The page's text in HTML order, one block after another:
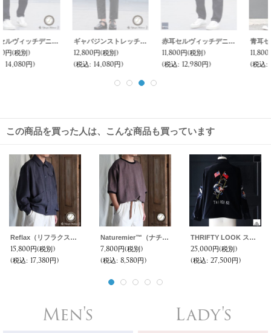
ギャバジンストレッチスーパーテーパードアンクルパンツ【MADE IN JAPAN】『日本製』/ Upscape Audience
12,800円
(税込:14,080円)
赤耳セルヴィッチデニム スーパーテーパード アンクルパンツ『日本製』 / Upscape Audience
11,800円
(税込:12,980円)
青耳セルヴィッチデニムアンクルパンツ『日本製』【送料無料】 / Upscape Audience
11,800円
(税込:12,980円)
この商品を買った人は、こんな商品も買っています
Reflax（リフラクス）TECH リネンライクキャンバス カバーオール ショートブルゾン【MADE IN JAPAN】『日本製』/ Upscape Audience
15,800円(税別)
(税込: 17,380円)
Naturemier™️（ナチュレミア）TECH リネンライク メランジツイル ドローコード バルーン ハーフスリーブ リンガー POシャツ【MADE IN JAPAN】『日本製』/ Upscape Audience
7,800円(税別)
(税込: 8,580円)
THRIFTY LOOK スリフティールック (tl25f003) / SOUVER TAIPEI62 JACKET
25,000円(税別)
(税込: 27,500円)
Men's Lady's